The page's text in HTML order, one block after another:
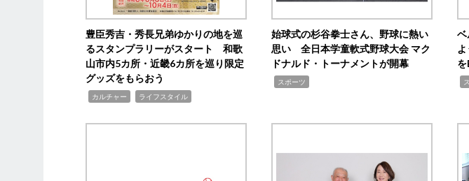
豊臣秀吉・秀長兄弟ゆかりの地を巡
るスタンプラリーがスタート 和歌
山市内5カ所・近畿6カ所を巡り限定
グッズをもらおう
カルチャー ライフスタイル
始球式の杉谷拳士さん、野球に熱い
思い 全日本学童軟式野球大会 マク
ドナルド・トーナメントが開幕
スポーツ
ベ